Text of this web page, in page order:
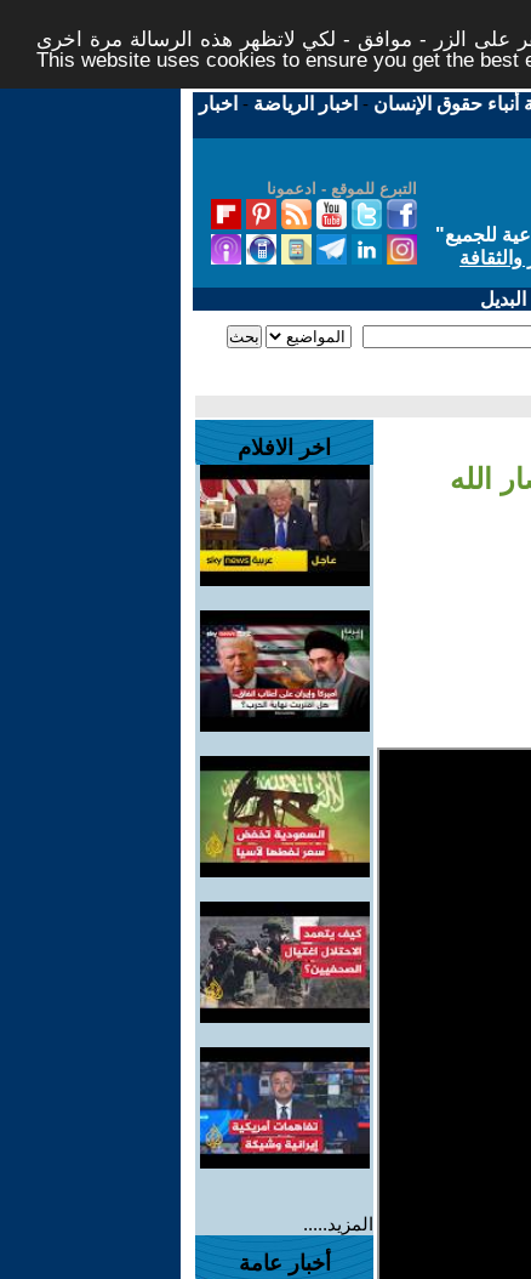
على الزر - موافق - لكي لاتظهر هذه الرسالة مرة اخرى -
This website uses cookies to ensure you get the best
أنباء حقوق الإنسان - اخبار الرياضة - اخبار
التبرع للموقع - ادعمونا
للجميع"
الله
اخر الافلام
المزيد.....
أخبار عامة